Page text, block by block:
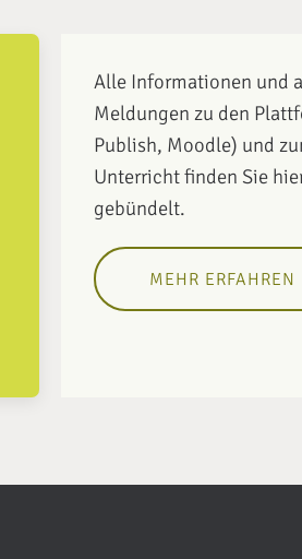
Alle Informationen und
Meldungen zu den
Publish, Moodle) und
Unterricht finden Sie
gebündelt.
MEHR ERFAHREN